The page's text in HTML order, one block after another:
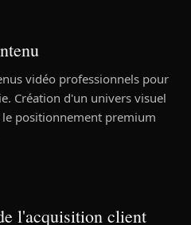
vidéo professionnels pour
Création d'un univers visuel
positionnement premium
l'acquisition client